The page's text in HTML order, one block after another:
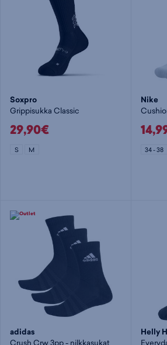
Soxpro
Grippisukka Classic
29,90€
S M
Nike
34 - 38
adidas
Crush Crw 3pp - nilkkasukat
Helly